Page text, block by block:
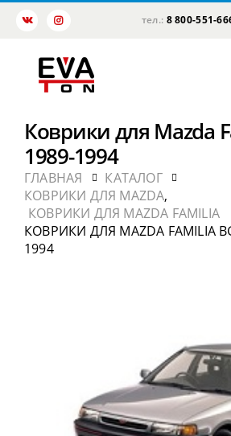
тел.: 8 800-551-
Коврики для Mazda
1989-1994
ГЛАВНАЯ
КАТАЛОГ
КОВРИКИ ДЛЯ MAZDA,
КОВРИКИ ДЛЯ MAZDA FAMILIA
КОВРИКИ ДЛЯ MAZDA FAMILIA
1994